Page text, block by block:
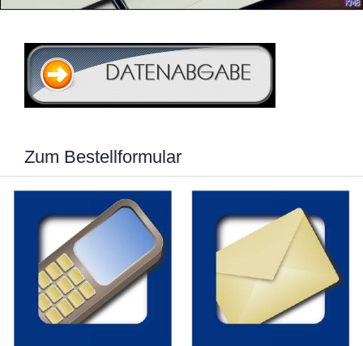
Zum Bestellformular